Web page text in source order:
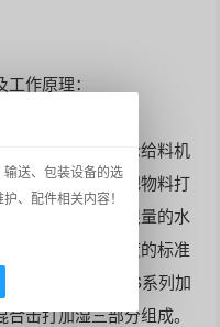
作原理：
工作时，由叶轮给料机
高速运转的叶片把物料打
转的棘轮把灰与限量的水
，将预先给定湿度的标准
尘的目的。BR DS系列加
击打加湿三部分组成。
送、包装设备的选
、配件相关内容！